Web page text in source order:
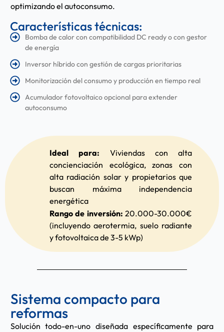
optimizando el autoconsumo.
Características técnicas:
Bomba de calor con compatibilidad DC ready o con gestor
de energía
Inversor híbrido con gestión de cargas prioritarias
Monitorización del consumo y producción en tiempo real
Acumulador fotovoltaico opcional para extender
autoconsumo
Ideal para: Viviendas con alta
concienciación ecológica, zonas con
alta radiación solar y propietarios que
buscan máxima independencia
energética
Rango de inversión: 20.000-30.000€
(incluyendo aerotermia, suelo radiante
y fotovoltaica de 3-5 kWp)
Sistema compacto para
reformas
Solución todo-en-uno diseñada específicamente para